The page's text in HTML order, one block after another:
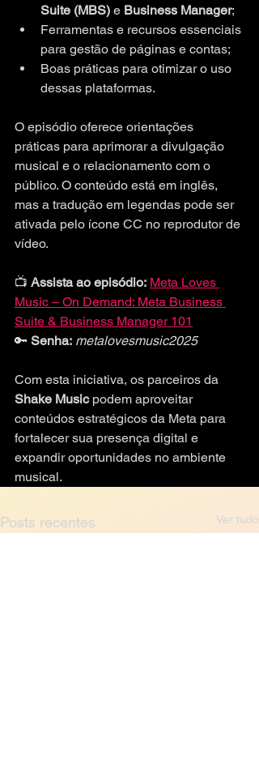
Suite (MBS) e Business Manager;
Ferramentas e recursos essenciais
para gestão de páginas e contas;
Boas práticas para otimizar o uso
dessas plataformas.
O episódio oferece orientações
práticas para aprimorar a divulgação
musical e o relacionamento com o
público. O conteúdo está em inglês,
mas a tradução em legendas pode ser
ativada pelo ícone CC no reprodutor de
vídeo.
📺 Assista ao episódio: Meta Loves
Music – On Demand: Meta Business
Suite & Business Manager 101
🔑 Senha: metalovesmusic2025
Com esta iniciativa, os parceiros da
Shake Music podem aproveitar
conteúdos estratégicos da Meta para
fortalecer sua presença digital e
expandir oportunidades no ambiente
musical.
Posts recentes Ver tudo